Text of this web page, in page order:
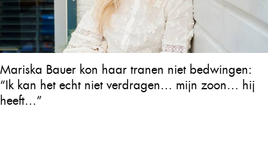
Mariska Bauer kon haar tranen niet bedwingen:
“Ik kan het echt niet verdragen… mijn zoon… hij
heeft…”